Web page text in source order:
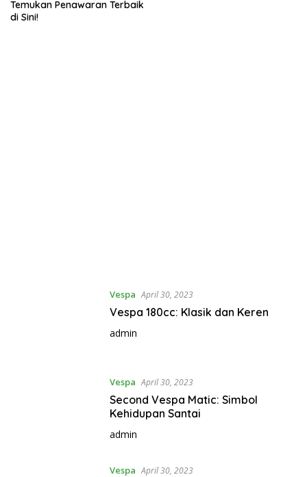
Temukan Penawaran Terbaik
di Sini!
Vespa April 30, 2023
Vespa 180cc: Klasik dan Keren
admin
Vespa April 30, 2023
Second Vespa Matic: Simbol
Kehidupan Santai
admin
Vespa April 30, 2023